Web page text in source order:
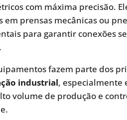
com máxima precisão.
em prensas mecânicas ou
para garantir conexões
fazem parte dos
industrial, especialmente
volume de produção e